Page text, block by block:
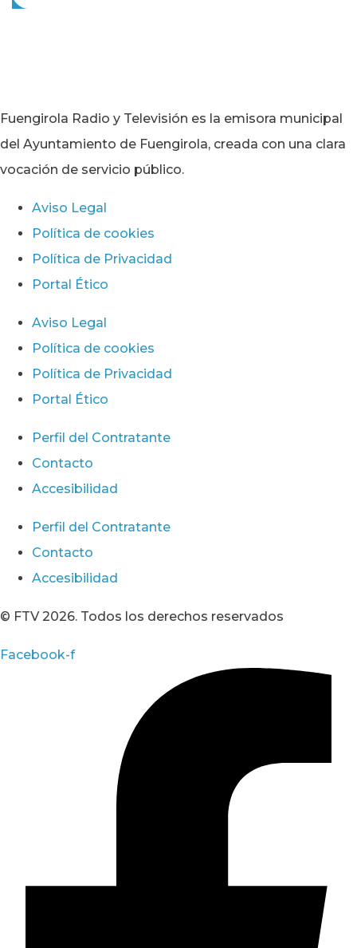
Fuengirola Radio y Televisión es la emisora municipal
del Ayuntamiento de Fuengirola, creada con una clara
vocación de servicio público.
Aviso Legal
Política de cookies
Política de Privacidad
Portal Ético
Aviso Legal
Política de cookies
Política de Privacidad
Portal Ético
Perfil del Contratante
Contacto
Accesibilidad
Perfil del Contratante
Contacto
Accesibilidad
© FTV 2026. Todos los derechos reservados
Facebook-f